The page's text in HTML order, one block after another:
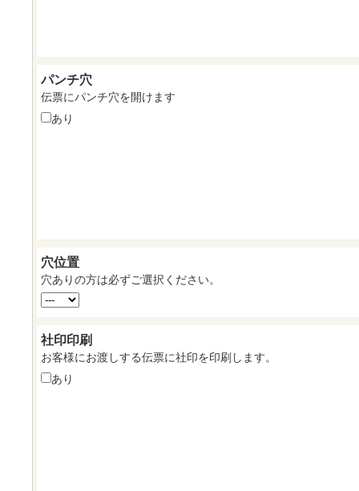
パンチ穴
伝票にパンチ穴を開けます
あり
穴位置
穴ありの方は必ずご選択ください。
社印印刷
お客様にお渡しする伝票に社印を印刷します。
あり